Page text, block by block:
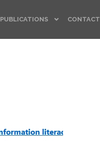
PUBLICATIONS
CONTACT